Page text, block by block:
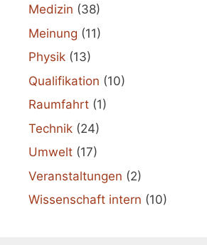
Medizin (38)
Meinung (11)
Physik (13)
Qualifikation (10)
Raumfahrt (1)
Technik (24)
Umwelt (17)
Veranstaltungen (2)
Wissenschaft intern (10)